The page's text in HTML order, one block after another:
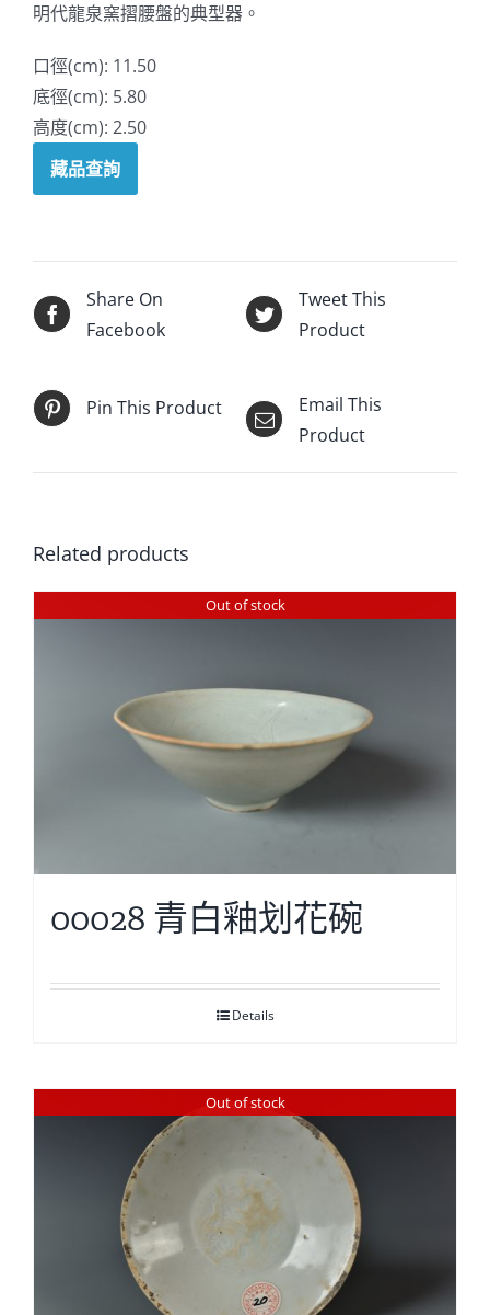
明代龍泉窯摺腰盤的典型器。
口徑(cm): 11.50
底徑(cm): 5.80
高度(cm): 2.50
藏品查詢
Share On
Facebook
Tweet This
Product
Pin This Product
Email This
Product
Related products
Out of stock
00028 青白釉划花碗
Details
Out of stock